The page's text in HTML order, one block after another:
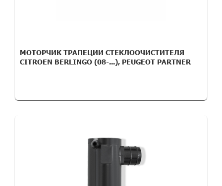
МОТОРЧИК ТРАПЕЦИИ СТЕКЛООЧИСТИТЕЛЯ
CITROEN BERLINGO (08-...), PEUGEOT PARTNER